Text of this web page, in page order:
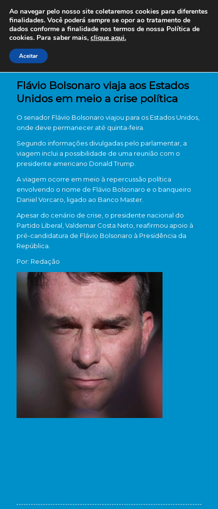
Flávio Bolsonaro viaja aos Estados
Unidos em meio a crise política
O senador Flávio Bolsonaro viajou para os Estados Unidos,
onde deve permanecer até quinta-feira.
Segundo informações divulgadas pelo parlamentar, a
viagem inclui a possibilidade de uma reunião com o
presidente americano Donald Trump
A viagem ocorre em meio à repercussão política
envolvendo o nome de Flávio Bolsonaro e o banqueiro
Daniel Vorcaro , ligado ao Banco Master.
Apesar do cenário de crise, o presidente nacional do
Partido Liberal , Valdemar Costa Neto, reafirmou apoio à
pré-candidatura de Flávio Bolsonaro à Presidência da
República.
Por: Redação
Ao navegar pelo nosso site coletaremos cookies para diferentes
finalidades. Você poderá sempre se opor ao tratamento de
dados conforme a finalidade nos termos de nossa Política de
cookies. Para saber mais, clique aqui.
Aceitar